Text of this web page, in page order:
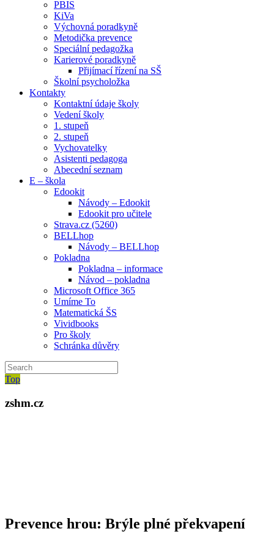
PBIS
KiVa
Výchovná poradkyně
Metodička prevence
Speciální pedagožka
Karierové poradkyně
Přijímací řízení na SŠ
Školní psycholožka
Kontakty
Kontaktní údaje školy
Vedení školy
1. stupeň
2. stupeň
Vychovatelky
Asistenti pedagoga
Abecední seznam
E – škola
Edookit
Návody – Edookit
Edookit pro učitele
Strava.cz (5260)
BELLhop
Návody – BELLhop
Pokladna
Pokladna – informace
Návod – pokladna
Microsoft Office 365
Umíme To
Matematická ŠS
Vividbooks
Pro školy
Schránka důvěry
Top
zshm.cz
Prevence hrou: Brýle plné překvapení